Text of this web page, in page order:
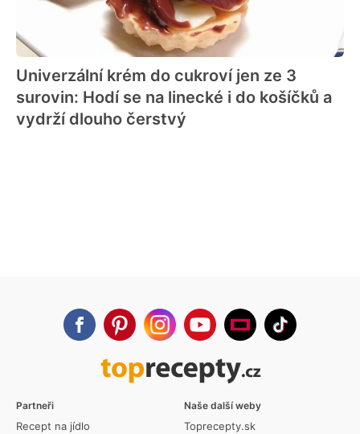
Univerzální krém do cukroví jen ze 3
surovin: Hodí se na linecké i do košíčků a
vydrží dlouho čerstvý
Partneři
Recept na jídlo
Naše další weby
Toprecepty.sk